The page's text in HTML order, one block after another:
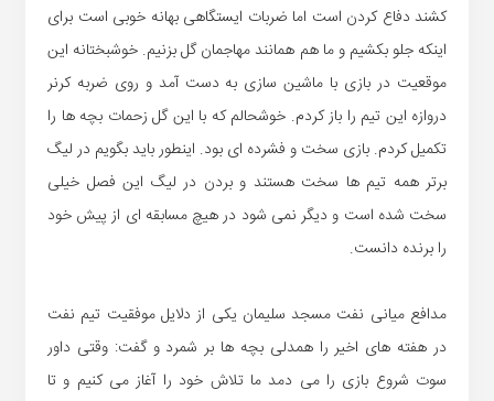
کشند دفاع کردن است اما ضربات ایستگاهی بهانه خوبی است برای
اینکه جلو بکشیم و ما هم همانند مهاجمان گل بزنیم. خوشبختانه این
موقعیت در بازی با ماشین سازی به دست آمد و روی ضربه کرنر
دروازه این تیم را باز کردم. خوشحالم که با این گل زحمات بچه ها را
تکمیل کردم. بازی سخت و فشرده ای بود. اینطور باید بگویم در لیگ
برتر همه تیم ها سخت هستند و بردن در لیگ این فصل خیلی
سخت شده است و دیگر نمی شود در هیچ مسابقه ای از پیش خود
را برنده دانست.
مدافع میانی نفت مسجد سلیمان یکی از دلایل موفقیت تیم نفت
در هفته های اخیر را همدلی بچه ها بر شمرد و گفت: وقتی داور
سوت شروع بازی را می دمد ما تلاش خود را آغاز می کنیم و تا